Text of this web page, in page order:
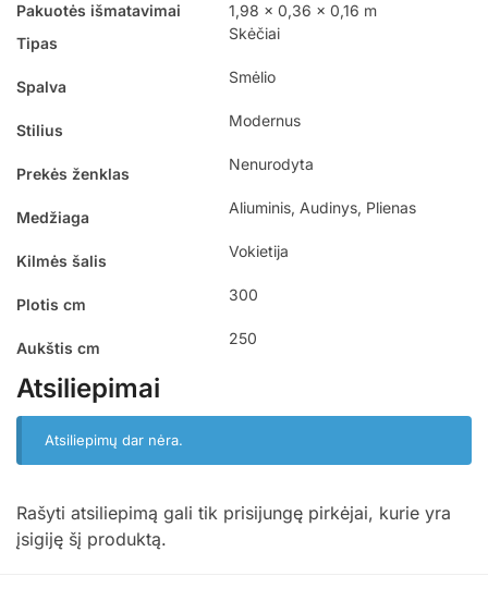
Pakuotės išmatavimai
1,98 × 0,36 × 0,16 m
Tipas
Skėčiai
Spalva
Smėlio
Stilius
Modernus
Prekės ženklas
Nenurodyta
Medžiaga
Aliuminis, Audinys, Plienas
Kilmės šalis
Vokietija
Plotis cm
300
Aukštis cm
250
Atsiliepimai
Atsiliepimų dar nėra.
Rašyti atsiliepimą gali tik prisijungę pirkėjai, kurie yra
įsigiję šį produktą.